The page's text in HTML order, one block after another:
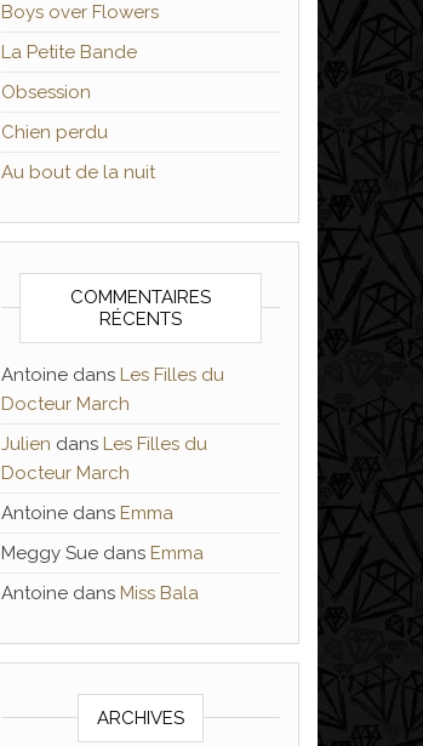
Boys over Flowers
La Petite Bande
Obsession
Chien perdu
Au bout de la nuit
COMMENTAIRES
RÉCENTS
Antoinedans Les Filles du
Docteur March
Julien dans Les Filles du
Docteur March
Antoinedans Emma
Meggy Suedans Emma
Antoinedans Miss Bala
ARCHIVES